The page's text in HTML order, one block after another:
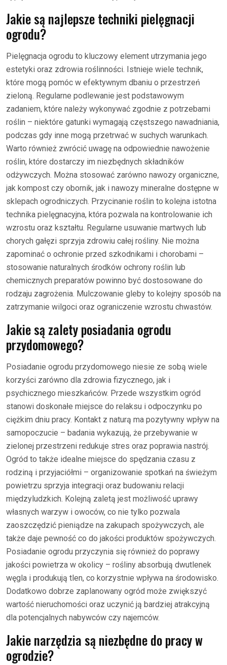
Jakie są najlepsze techniki pielęgnacji
ogrodu?
Pielęgnacja ogrodu to kluczowy element utrzymania jego
estetyki oraz zdrowia roślinności. Istnieje wiele technik,
które mogą pomóc w efektywnym dbaniu o przestrzeń
zieloną. Regularne podlewanie jest podstawowym
zadaniem, które należy wykonywać zgodnie z potrzebami
roślin – niektóre gatunki wymagają częstszego nawadniania,
podczas gdy inne mogą przetrwać w suchych warunkach.
Warto również zwrócić uwagę na odpowiednie nawożenie
roślin, które dostarczy im niezbędnych składników
odżywczych. Można stosować zarówno nawozy organiczne,
jak kompost czy obornik, jak i nawozy mineralne dostępne w
sklepach ogrodniczych. Przycinanie roślin to kolejna istotna
technika pielęgnacyjna, która pozwala na kontrolowanie ich
wzrostu oraz kształtu. Regularne usuwanie martwych lub
chorych gałęzi sprzyja zdrowiu całej rośliny. Nie można
zapominać o ochronie przed szkodnikami i chorobami –
stosowanie naturalnych środków ochrony roślin lub
chemicznych preparatów powinno być dostosowane do
rodzaju zagrożenia. Mulczowanie gleby to kolejny sposób na
zatrzymanie wilgoci oraz ograniczenie wzrostu chwastów.
Jakie są zalety posiadania ogrodu
przydomowego?
Posiadanie ogrodu przydomowego niesie ze sobą wiele
korzyści zarówno dla zdrowia fizycznego, jak i
psychicznego mieszkańców. Przede wszystkim ogród
stanowi doskonałe miejsce do relaksu i odpoczynku po
ciężkim dniu pracy. Kontakt z naturą ma pozytywny wpływ na
samopoczucie – badania wykazują, że przebywanie w
zielonej przestrzeni redukuje stres oraz poprawia nastrój.
Ogród to także idealne miejsce do spędzania czasu z
rodziną i przyjaciółmi – organizowanie spotkań na świeżym
powietrzu sprzyja integracji oraz budowaniu relacji
międzyludzkich. Kolejną zaletą jest możliwość uprawy
własnych warzyw i owoców, co nie tylko pozwala
zaoszczędzić pieniądze na zakupach spożywczych, ale
także daje pewność co do jakości produktów spożywczych.
Posiadanie ogrodu przyczynia się również do poprawy
jakości powietrza w okolicy – rośliny absorbują dwutlenek
węgla i produkują tlen, co korzystnie wpływa na środowisko.
Dodatkowo dobrze zaplanowany ogród może zwiększyć
wartość nieruchomości oraz uczynić ją bardziej atrakcyjną
dla potencjalnych nabywców czy najemców.
Jakie narzędzia są niezbędne do pracy w
ogrodzie?